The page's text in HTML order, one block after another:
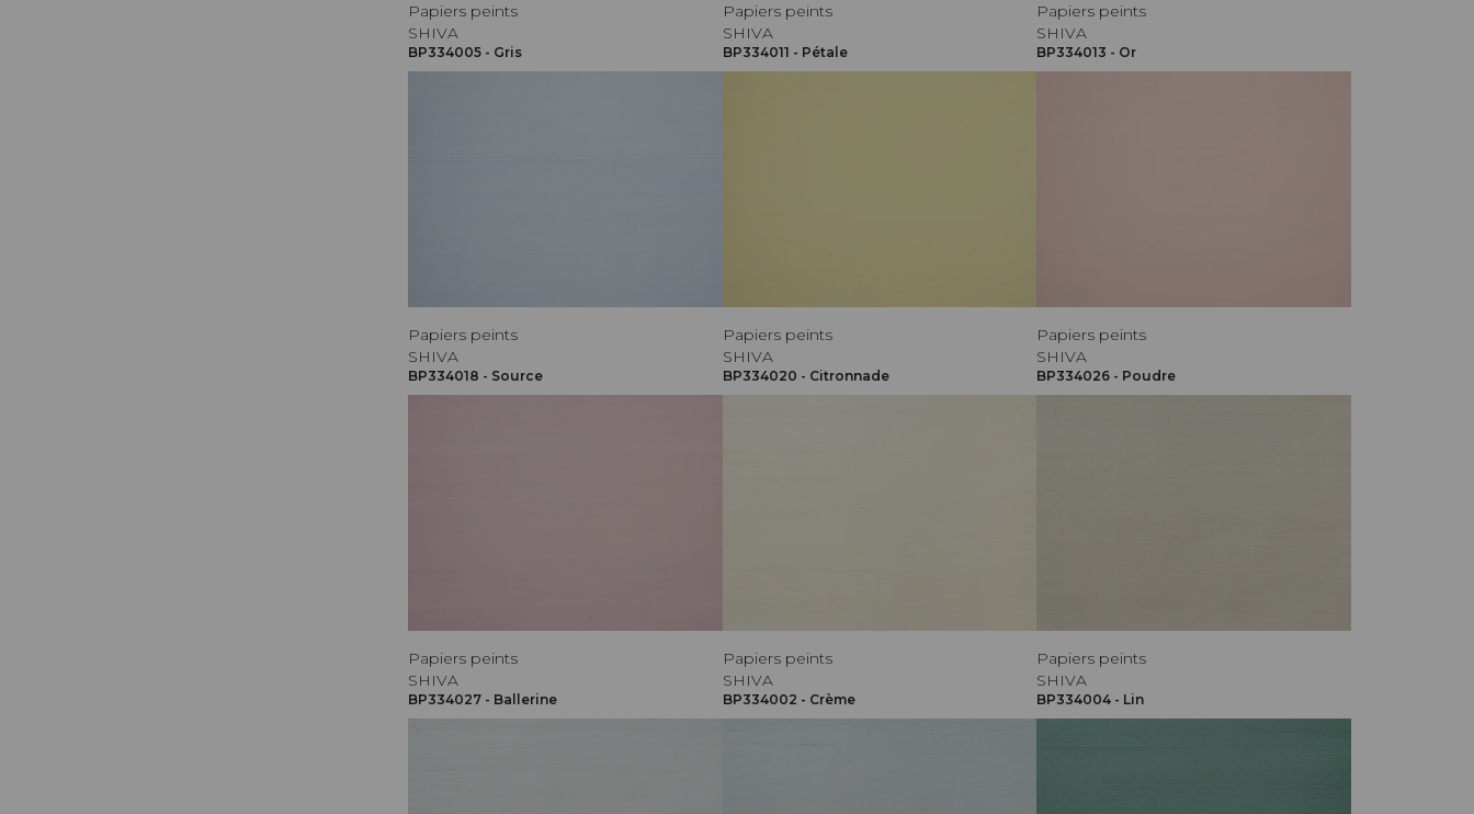
Papiers peints
SHIVA
BP334005 - Gris
Papiers peints
SHIVA
BP334011 - Pétale
Papiers peints
SHIVA
BP334013 - Or
Papiers peints
SHIVA
BP334018 - Source
Papiers peints
SHIVA
BP334020 - Citronnade
Papiers peints
SHIVA
BP334026 - Poudre
Papiers peints
SHIVA
BP334027 - Ballerine
Papiers peints
SHIVA
BP334002 - Crème
Papiers peints
SHIVA
BP334004 - Lin